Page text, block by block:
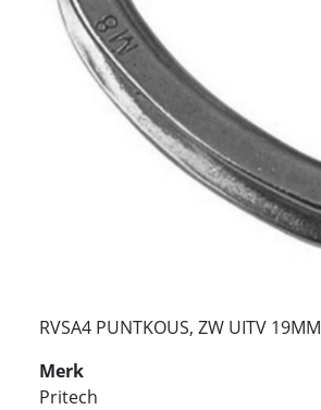
RVSA4 PUNTKOUS, ZW UITV 19MM
Merk
Pritech